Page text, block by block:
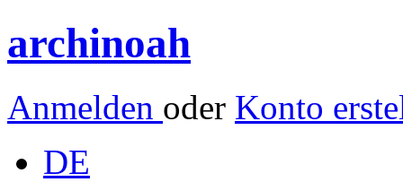
archinoah
Anmelden oder Konto
DE